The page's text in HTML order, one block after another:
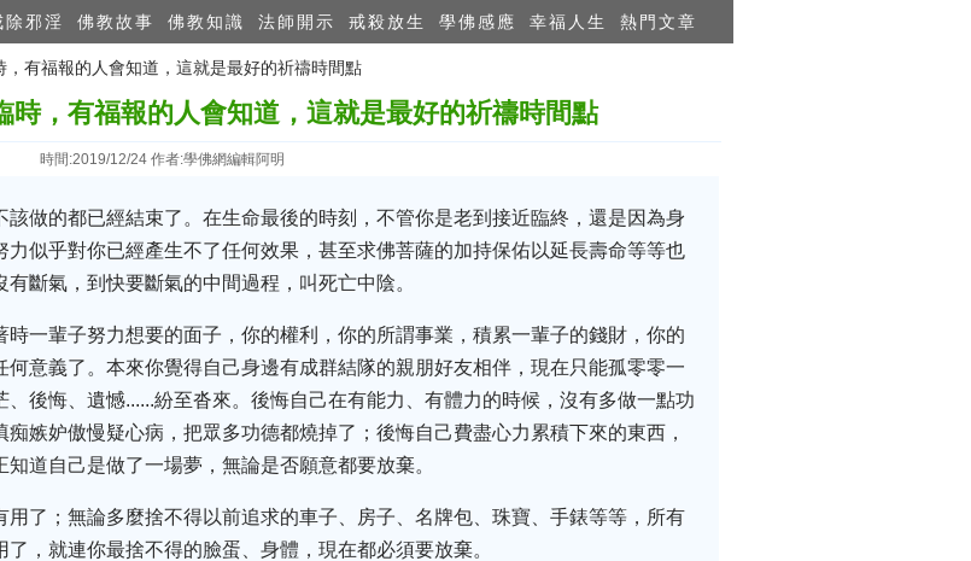
除邪淫 佛教故事 佛教知識 法師開示 戒殺放生 學佛感應 幸福人生 熱門文章
有福報的人會知道，這就是最好的祈禱時間點
時，有福報的人會知道，這就是最好的祈禱時間點
時間:2019/12/24 作者:學佛網編輯阿明
做的都已經結束了。在生命最後的時刻，不管你是老到接近臨終，還是因為身
似乎對你已經產生不了任何效果，甚至求佛菩薩的加持保佑以延長壽命等等也
斷氣，到快要斷氣的中間過程，叫死亡中陰。
一輩子努力想要的面子，你的權利，你的所謂事業，積累一輩子的錢財，你的
意義了。本來你覺得自己身邊有成群結隊的親朋好友相伴，現在只能孤零零一
後悔、遺憾......紛至沓來。後悔自己在有能力、有體力的時候，沒有多做一點功
嫉妒傲慢疑心病，把眾多功德都燒掉了；後悔自己費盡心力累積下來的東西，
道自己是做了一場夢，無論是否願意都要放棄。
了；無論多麼捨不得以前追求的車子、房子、名牌包、珠寶、手錶等等，所有
，就連你最捨不得的臉蛋、身體，現在都必須要放棄。